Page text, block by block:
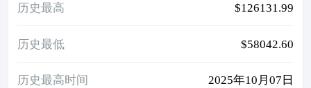
历史最高 $126131.99
历史最低 $58042.60
历史最高时间 2025年10月07日